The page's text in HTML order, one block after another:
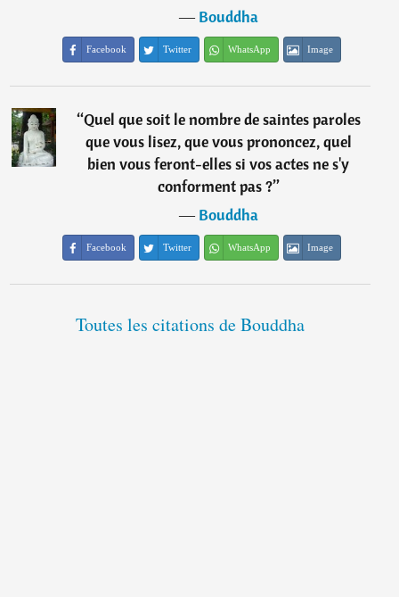
―Bouddha
Facebook Twitter WhatsApp Image
“Quel que soit le nombre de saintes paroles
que vous lisez, que vous prononcez, quel
bien vous feront-elles si vos actes ne s'y
conforment pas ?”
―Bouddha
Facebook Twitter WhatsApp Image
Toutes les citations de Bouddha